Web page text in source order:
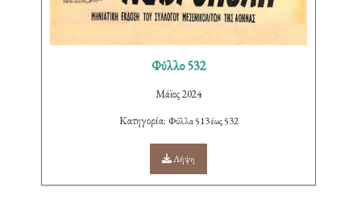
Φύλλο 532
Μάϊος 2024
Κατηγορία: Φύλλα 513 έως 532
Λήψη